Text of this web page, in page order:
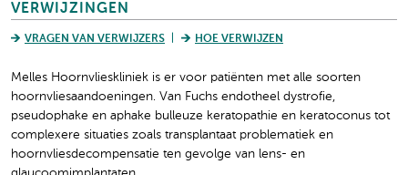
VERWIJZINGEN
VRAGEN VAN VERWIJZERS HOE VERWIJZEN
Melles Hoornvlieskliniek is er voor patiënten met alle soorten
hoornvliesaandoeningen. Van Fuchs endotheel dystrofie,
pseudophake en aphake bulleuze keratopathie en keratoconus tot
complexere situaties zoals transplantaat problematiek en
hoornvliesdecompensatie ten gevolge van lens- en